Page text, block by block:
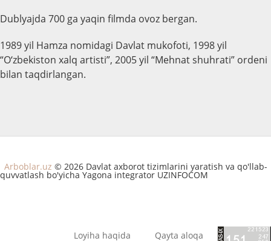
Dublyajda 700 ga yaqin filmda ovoz bergan.
1989 yil Hamza nomidagi Davlat mukofoti, 1998 yil
“O‘zbekiston xalq artisti”, 2005 yil “Mehnat shuhrati” ordeni
bilan taqdirlangan.
Arboblar.uz © 2026 Davlat axborot tizimlarini yaratish va qo'llab-
quvvatlash bo'yicha Yagona integrator UZINFOCOM
Loyiha haqida Qayta aloqa